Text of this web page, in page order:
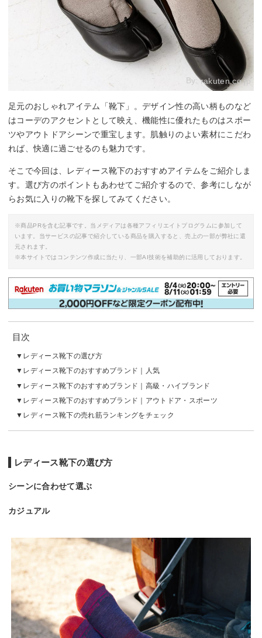
By:rakuten.co.jp
足元のおしゃれアイテム「靴下」。デザイン性の高い柄ものなど
はコーデのアクセントとして映え、機能性に優れたものはスポー
ツやアウトドアシーンで重宝します。肌触りのよい素材にこだわ
れば、快適に過ごせるのも魅力です。
そこで今回は、レディース靴下のおすすめアイテムをご紹介しま
す。選び方のポイントもあわせてご紹介するので、参考にしなが
らお気に入りの靴下を探してみてください。
※商品PRを含む記事です。当メディアは各種アフィリエイトプログラムに参加して
います。当サービスの記事で紹介している商品を購入すると、売上の一部が弊社に還
元されます。
※本サイトではコンテンツ作成に当たり、一部AI技術を補助的に活用しております。
目次
レディース靴下の選び方
レディース靴下のおすすめブランド｜人気
レディース靴下のおすすめブランド｜高級・ハイブランド
レディース靴下のおすすめブランド｜アウトドア・スポーツ
レディース靴下の売れ筋ランキングをチェック
レディース靴下の選び方
シーンに合わせて選ぶ
カジュアル